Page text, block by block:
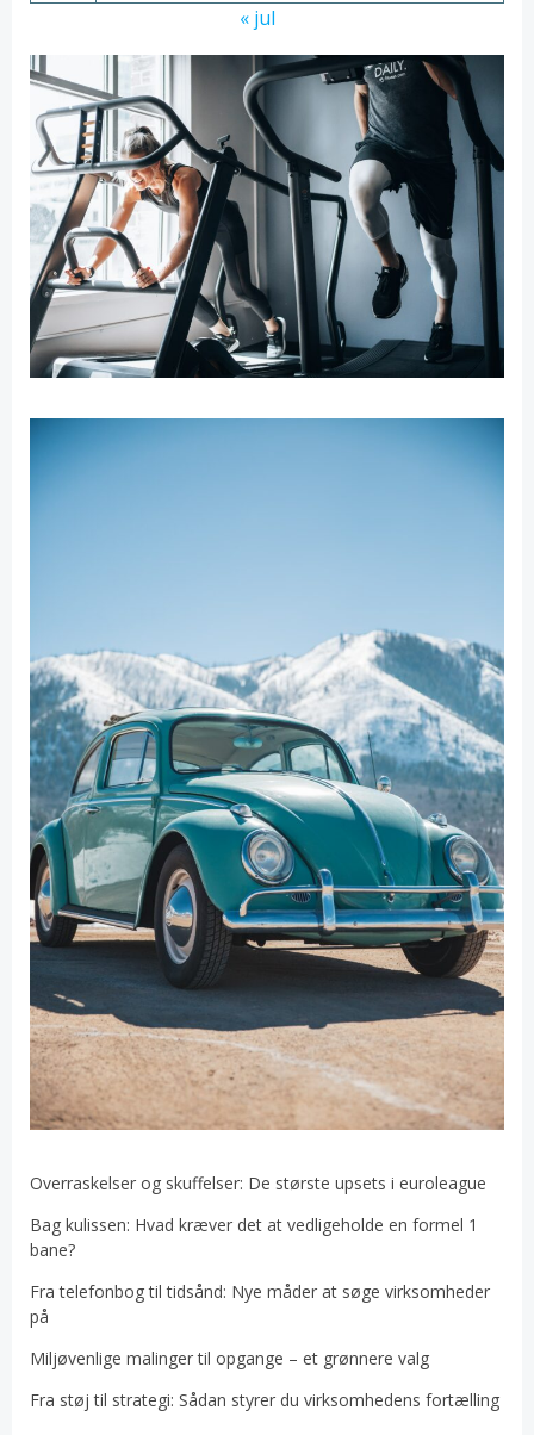
« jul
Overraskelser og skuffelser: De største upsets i euroleague
Bag kulissen: Hvad kræver det at vedligeholde en formel 1
bane?
Fra telefonbog til tidsånd: Nye måder at søge virksomheder
på
Miljøvenlige malinger til opgange – et grønnere valg
Fra støj til strategi: Sådan styrer du virksomhedens fortælling